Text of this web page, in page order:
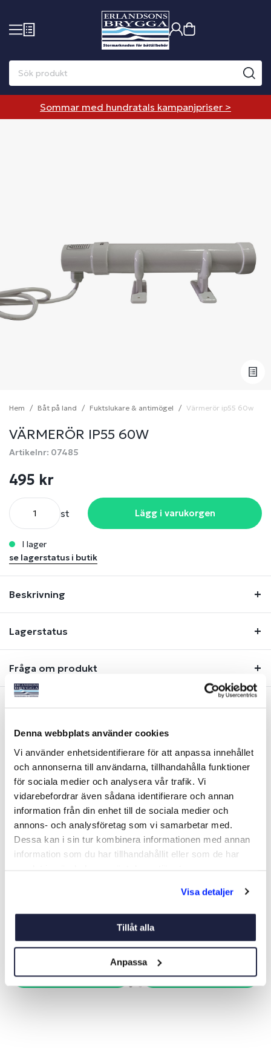
Denna webbplats använder cookies
Vi använder enhetsidentifierare för att anpassa innehållet
och annonserna till användarna, tillhandahålla funktioner
för sociala medier och analysera vår trafik. Vi
vidarebefordrar även sådana identifierare och annan
information från din enhet till de sociala medier och
annons- och analysföretag som vi samarbetar med.
Dessa kan i sin tur kombinera informationen med annan
information som du har tillhandahållit eller som de har
Visa detaljer
Tillåt alla
Anpassa
Sommar med hundratals kampanjpriser >
Hem Båt på land Fuktslukare & antimögel Värmerör ip55 60w
VÄRMERÖR IP55 60W
Artikelnr: 07485
495 kr
st Lägg i varukorgen
i lager
se lagerstatus i butik
Beskrivning
Lagerstatus
Fråga om produkt
Liknande produkter
Köp
169 kr
Köp